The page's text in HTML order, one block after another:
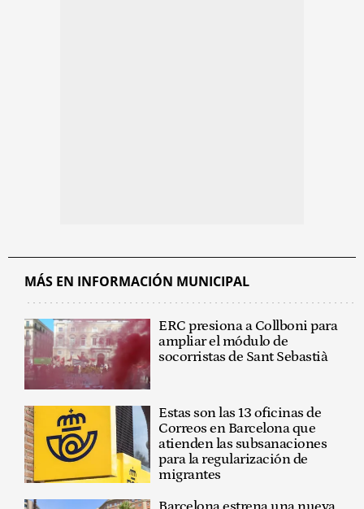
MÁS EN INFORMACIÓN MUNICIPAL
ERC presiona a Collboni para
ampliar el módulo de
socorristas de Sant Sebastià
Estas son las 13 oficinas de
Correos en Barcelona que
atienden las subsanaciones
para la regularización de
migrantes